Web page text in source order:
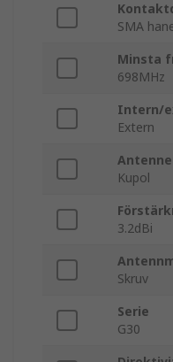
SMA
Minsta
698MHz
Intern/
Extern
Kupol
3.2dBi
Skruv
Serie
G30